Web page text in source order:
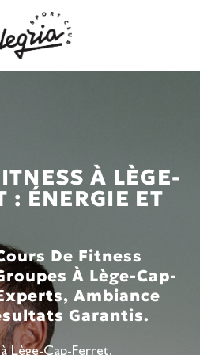
À LÈGE-
: ÉNERGIE ET
De Fitness
À Lège-Cap-
Ambiance
Garantis.